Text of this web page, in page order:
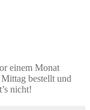
einem Monat
bestellt und
nicht!